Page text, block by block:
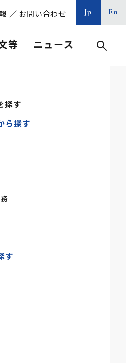
／ お問い合わせ Jp En
等 ニュース
探す
ら探す
す